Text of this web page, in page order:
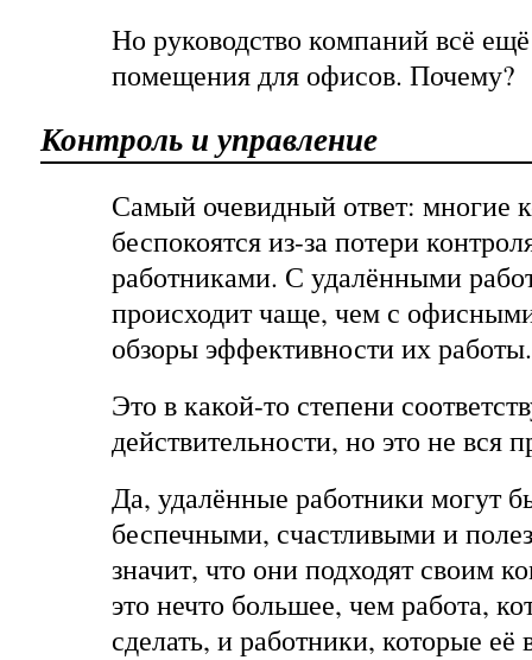
Но руководство компаний всё
помещения для офисов. Почему?
Контроль и управление
Самый очевидный ответ: многие
беспокоятся из-за потери
работниками. С удалёнными
происходит чаще, чем с
обзоры эффективности их работы.
Это в какой-то степени
действительности, но это не вся
Да, удалённые работники могут
беспечными, счастливыми и
значит, что они подходят своим
это нечто большее, чем работа,
сделать, и работники, которые